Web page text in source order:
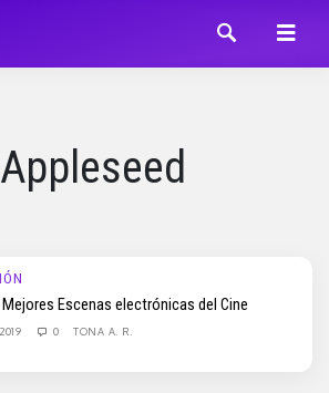
Appleseed
Mejores Escenas electrónicas del Cine
0 TONA A. R.